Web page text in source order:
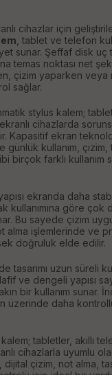
cihazlar için
, tablet ve telefon
sunar. Şeffaf disk uç
temas noktası net
çizim yaparken veya
sağlar.
stylus kalem;
cihazlarda
Kapasitif ekran
günlük kullanım, çizim,
birçok farklı kullanım
ekranda daha
kullanımına göre çok
Bu sayede çizim
alma işlemlerinde ve
doğruluk elde edilir.
tasarımı uzun süreli
ve dengeli yapısı
bir kullanım sunar.
üzerinde daha
tabletler, akıllı
cihazlarla uyumlu
dijital çizim, not alma,